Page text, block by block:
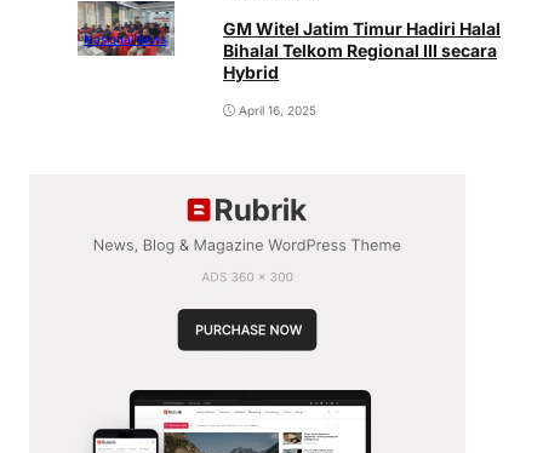
NasionalNews
GM Witel Jatim Timur Hadiri Halal
Bihalal Telkom Regional III secara
Hybrid
April 16, 2025